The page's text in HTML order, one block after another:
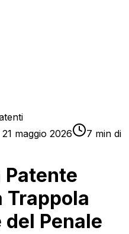
21 maggio 2026 7 min di
Patente
Trappola
del Penale